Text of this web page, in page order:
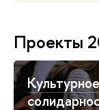
Проекты